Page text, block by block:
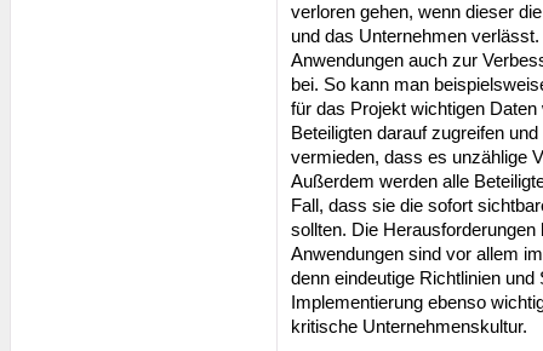
verloren gehen, wenn dieser
und das Unternehmen
Anwendungen auch zur
bei. So kann man
für das Projekt wichtigen
Beteiligten darauf zugreifen
vermieden, dass es unzählige
Außerdem werden alle
Fall, dass sie die sofort
sollten. Die
Anwendungen sind vor allem
denn eindeutige Richtlinien
Implementierung ebenso
kritische Unternehmenskultur.